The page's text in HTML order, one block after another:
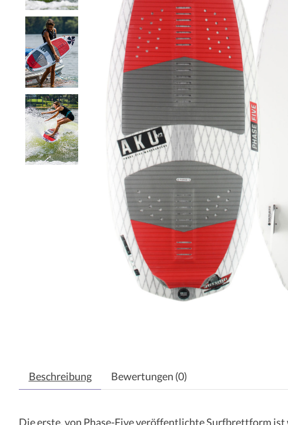
Beschreibung Bewertungen (0)
Die erste, von Phase-Five veröffentlichte Surfbrettform